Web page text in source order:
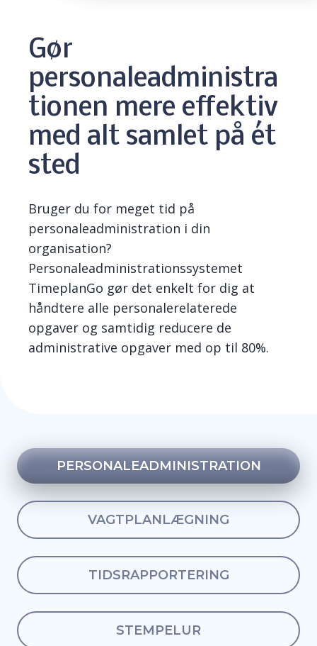
Gør
personaleadministra
tionen mere effektiv
med alt samlet på ét
sted
Bruger du for meget tid på
personaleadministration i din
organisation?
Personaleadministrationssystemet
TimeplanGo gør det enkelt for dig at
håndtere alle personalerelaterede
opgaver og samtidig reducere de
administrative opgaver med op til 80%.
PERSONALEADMINISTRATION
VAGTPLANLÆGNING
TIDSRAPPORTERING
STEMPELUR